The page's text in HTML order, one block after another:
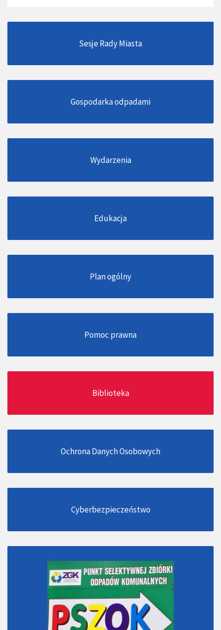
Sesje Rady Miasta
Gospodarka odpadami
Wydarzenia
Edukacja
Plan ogólny
Pomoc prawna
Biblioteka
Ochrona Danych Osobowych
Cyberbezpieczeństwo